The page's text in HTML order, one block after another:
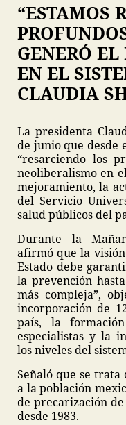
“ESTAMOS
GENERÓ
EN EL
CLAUDIA
La presidenta
de junio que desde
“resarciendo los
neoliberalismo en
mejoramiento, la
del Servicio
salud públicos del
Durante la
afirmó que la
Estado debe
la prevención
más compleja”,
incorporación de
país, la
especialistas y la
los niveles del
Señaló que se
a la población
de precarización
desde 1983.